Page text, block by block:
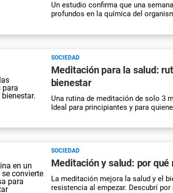
Un estudio confirma que una
profundos en la química del
SOCIEDAD
Meditación para la salud:
bienestar
Una rutina de meditación de solo 3
Ideal para principiantes y para
SOCIEDAD
Meditación y salud: por
La meditación mejora la salud y el
resistencia al empezar. Descubrí